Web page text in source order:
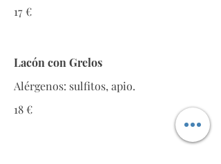
17 €
Lacón con Grelos
Alérgenos: sulfitos, apio.
18 €